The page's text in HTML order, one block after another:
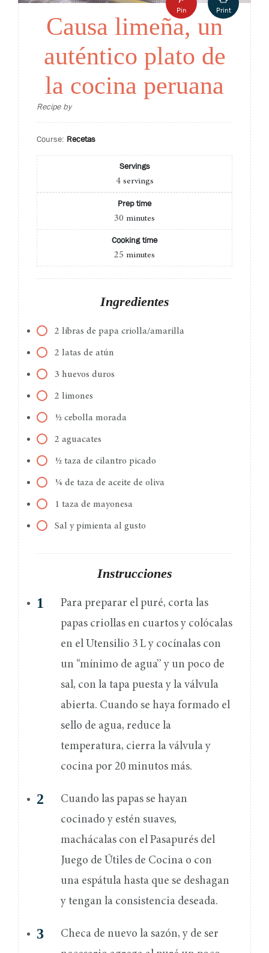
Pin Print
Causa limeña, un
auténtico plato de
la cocina peruana
Recipe by
Course: Recetas
Servings
4 servings
Prep time
30 minutes
Cooking time
25 minutes
Ingredientes
2 libras de papa criolla/amarilla
2 latas de atún
3 huevos duros
2 limones
½ cebolla morada
2 aguacates
½ taza de cilantro picado
¼ de taza de aceite de oliva
1 taza de mayonesa
Sal y pimienta al gusto
Instrucciones
Para preparar el puré, corta las
papas criollas en cuartos y colócalas
en el Utensilio 3 L y cocínalas con
un “mínimo de agua” y un poco de
sal, con la tapa puesta y la válvula
abierta. Cuando se haya formado el
sello de agua, reduce la
temperatura, cierra la válvula y
cocina por 20 minutos más.
Cuando las papas se hayan
cocinado y estén suaves,
machácalas con el Pasapurés del
Juego de Útiles de Cocina o con
una espátula hasta que se deshagan
y tengan la consistencia deseada.
Checa de nuevo la sazón, y de ser